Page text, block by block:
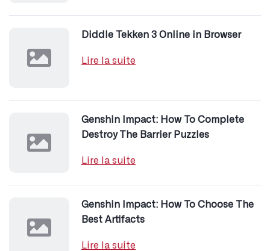
Diddle Tekken 3 Online in Browser
Lire la suite
Genshin Impact: How To Complete
Destroy The Barrier Puzzles
Lire la suite
Genshin Impact: How To Choose The
Best Artifacts
Lire la suite